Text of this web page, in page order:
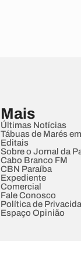
Mais
Últimas Notícias
Tábuas de Marés
Editais
Sobre o Jornal da
Cabo Branco FM
CBN Paraíba
Expediente
Comercial
Fale Conosco
Política de
Espaço Opinião